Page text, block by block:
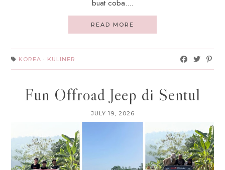
buat coba....
READ MORE
KOREA · KULINER
Fun Offroad Jeep di Sentul
JULY 19, 2026